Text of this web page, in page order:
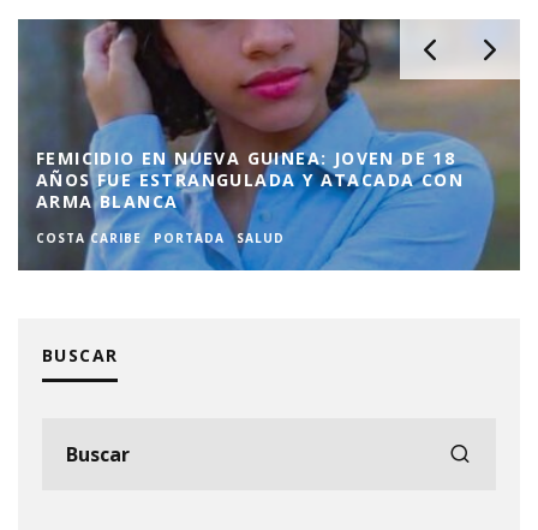
FEMICIDIO EN NUEVA GUINEA: JOVEN DE 18
AÑOS FUE ESTRANGULADA Y ATACADA CON
ARMA BLANCA
COSTA CARIBE PORTADA SALUD
BUSCAR